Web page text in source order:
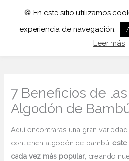
7 Beneficios de
Algodón de
Aquí encontraras una gran
contienen algodón de bambú,este
cada vez más popular, creando
🍪 En este sitio utilizamos
experiencia de navegación.
Leer más